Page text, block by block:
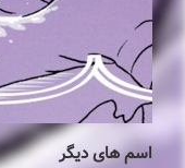
اسم های دیگر